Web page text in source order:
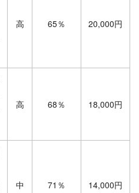
高 65％ 20,000円
高 68％ 18,000円
中 71％ 14,000円